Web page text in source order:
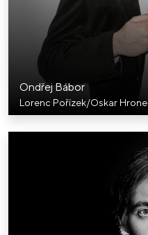
Ondřej Bábor
Lorenc Pořízek/Oskar